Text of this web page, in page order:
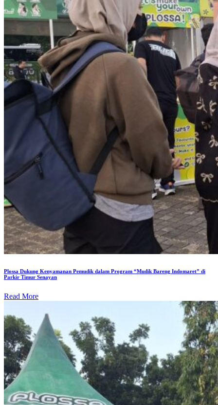
Plossa Dukung Kenyamanan Pemudik dalam Program “Mudik Bareng Indomaret” di
Parkir Timur Senayan
Read More